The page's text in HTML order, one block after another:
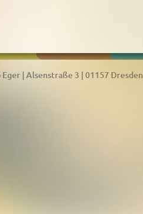
| Alsenstraße 3 | 01157